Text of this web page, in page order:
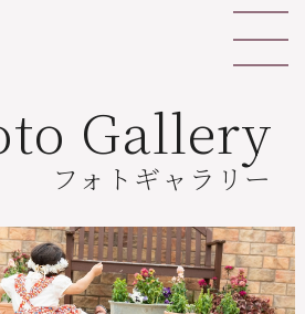
Gallery
フォトギャラリー